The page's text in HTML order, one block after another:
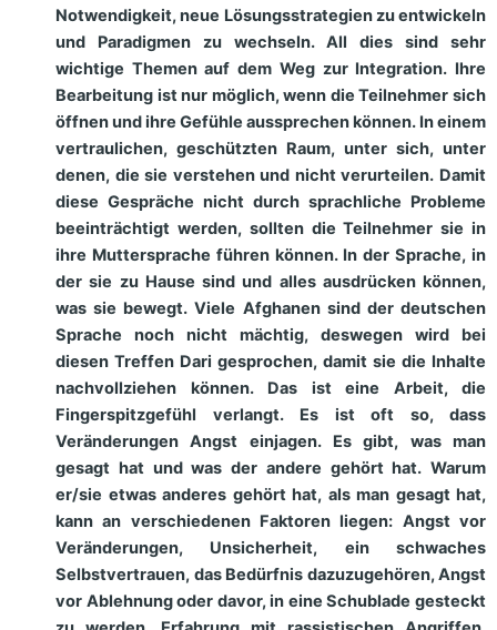
Notwendigkeit, neue Lösungsstrategien zu entwickeln
und Paradigmen zu wechseln.All dies sind sehr
wichtige Themen auf dem Weg zur Integration. Ihre
Bearbeitung ist nur möglich, wenn die Teilnehmer sich
öffnen und ihre Gefühle aussprechen können. In einem
vertraulichen, geschützten Raum, unter sich, unter
denen, die sie verstehen und nicht verurteilen. Damit
diese Gespräche nicht durch sprachliche Probleme
beeinträchtigt werden, sollten die Teilnehmer sie in
ihre Muttersprache führen können. In der Sprache, in
der sie zu Hause sind und alles ausdrücken können,
was sie bewegt.Viele Afghanen sind der deutschen
Sprache noch nicht mächtig, deswegen wird bei
diesen Treffen Dari gesprochen, damit sie die Inhalte
nachvollziehen können. Das ist eine Arbeit, die
Fingerspitzgefühl verlangt. Es ist oft so, dass
Veränderungen Angst einjagen. Es gibt, was man
gesagt hat und was der andere gehört hat. Warum
er/sie etwas anderes gehört hat, als man gesagt hat,
kann an verschiedenen Faktoren liegen: Angst vor
Veränderungen, Unsicherheit, ein schwaches
Selbstvertrauen, das Bedürfnis dazuzugehören, Angst
vor Ablehnung oder davor, in eine Schublade gesteckt